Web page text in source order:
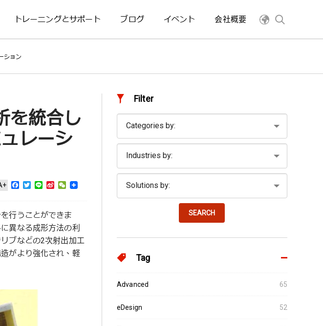
トレーニングとサポート ブログ イベント 会社概要
ション
を統合し
レーシ
Facebook
Twitter
LineSinaWeChat
行うことができま
異なる成形方法の利
ブなどの2次射出加工
がより強化され、軽
Filter
SEARCH
Tag
Advanced 65
eDesign 52